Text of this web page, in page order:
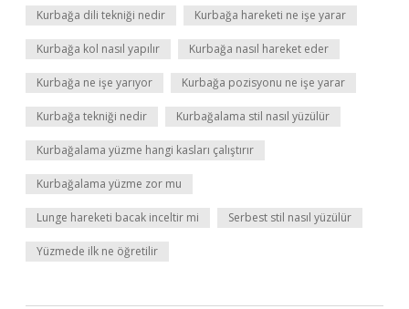
Kurbağa dili tekniği nedir Kurbağa hareketi ne işe yarar
Kurbağa kol nasıl yapılır Kurbağa nasıl hareket eder
Kurbağa ne işe yarıyor Kurbağa pozisyonu ne işe yarar
Kurbağa tekniği nedir Kurbağalama stil nasıl yüzülür
Kurbağalama yüzme hangi kasları çalıştırır
Kurbağalama yüzme zor mu
Lunge hareketi bacak inceltir mi Serbest stil nasıl yüzülür
Yüzmede ilk ne öğretilir